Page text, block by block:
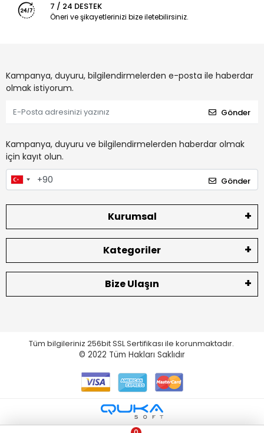
7 / 24 DESTEK
Öneri ve şikayetlerinizi bize iletebilirsiniz.
Kampanya, duyuru, bilgilendirmelerden e-posta ile haberdar
olmak istiyorum.
Gönder
Kampanya, duyuru ve bilgilendirmelerden haberdar olmak
için kayıt olun.
Gönder
Kurumsal
Kategoriler
Bize Ulaşın
Tüm bilgileriniz 256bit SSL Sertifikası ile korunmaktadır.
© 2022 Tüm Hakları Saklıdır